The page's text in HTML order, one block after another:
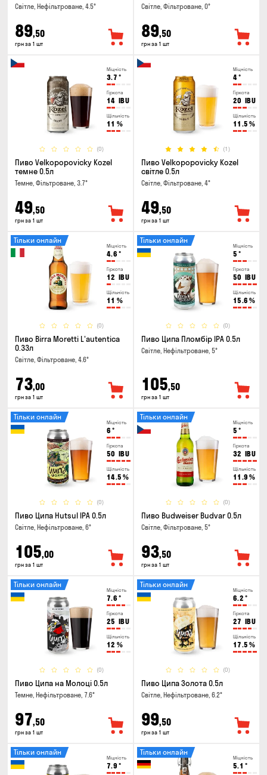
Світле, Нефільтроване, 4.5°
89,50
грн за 1 шт
Світле, Фільтроване, 0°
89,50
грн за 1 шт
Міцність
3.7 °
Гіркота
14 IBU
Щільність
11 %
(0)
Пиво Velkopopovicky Kozel
темне 0.5л
Темне, Фільтроване, 3.7°
49,50
грн за 1 шт
Міцність
4°
Гіркота
20 IBU
Щільність
11.5 %
(1)
Пиво Velkopopovicky Kozel
світле 0.5л
Світле, Фільтроване, 4°
49,50
грн за 1 шт
Міцність
4.6 °
Гіркота
12 IBU
Щільність
11 %
(0)
Тільки онлайн
Пиво Birra Moretti L'autentica
0.33л
Світле, Фільтроване, 4.6°
73,00
грн за 1 шт
Міцність
5 °
Гіркота
50 IBU
Щільність
15.6 %
(0)
Тільки онлайн
Пиво Ципа Пломбір IPA 0.5л
Світле, Нефільтроване, 5°
105,50
грн за 1 шт
Міцність
6 °
Гіркота
50 IBU
Щільність
14.5 %
(0)
Тільки онлайн
Пиво Ципа Hutsul IPA 0.5л
Світле, Нефільтроване, 6°
105,00
грн за 1 шт
Міцність
5 °
Гіркота
32 IBU
Щільність
11.9 %
(0)
Тільки онлайн
Пиво Budweiser Budvar 0.5л
Світле, Фільтроване, 5°
93,50
грн за 1 шт
Міцність
7.6 °
Гіркота
25 IBU
Щільність
12 %
(0)
Тільки онлайн
Пиво Ципа на Молоці 0.5л
Темне, Нефільтроване, 7.6°
97,50
грн за 1 шт
Міцність
6.2 °
Гіркота
27 IBU
Щільність
17.5 %
(0)
Тільки онлайн
Пиво Ципа Золота 0.5л
Світле, Нефільтроване, 6.2°
99,50
грн за 1 шт
Міцність
7.9 °
Тільки онлайн
Міцність
5.1 °
Тільки онлайн